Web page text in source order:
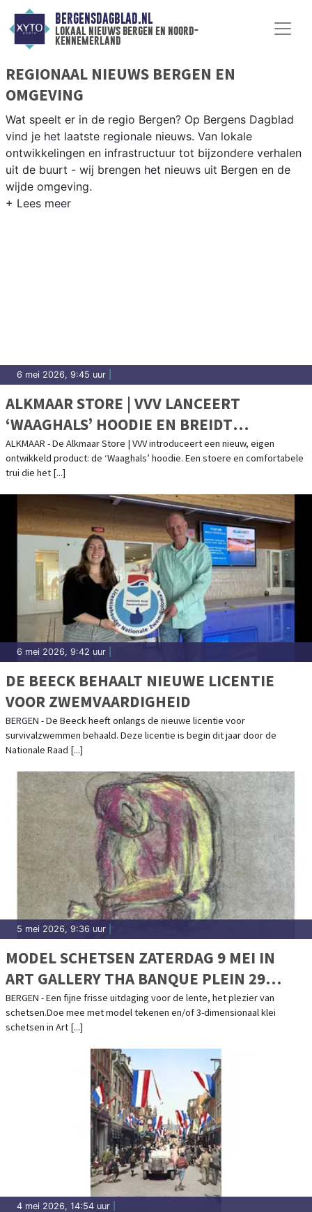
BERGENSDAGBLAD.NL
lokaal nieuws bergen en noord-
kennemerland
REGIONAAL NIEUWS BERGEN EN
OMGEVING
Wat speelt er in de regio Bergen? Op Bergens Dagblad
vind je het laatste regionale nieuws. Van lokale
ontwikkelingen en infrastructuur tot bijzondere verhalen
uit de buurt - wij brengen het nieuws uit Bergen en de
wijde omgeving.
6 mei 2026, 9:45 uur
ALKMAAR STORE | VVV LANCEERT
‘WAAGHALS’ HOODIE EN BREIDT
MERCHANDISE UIT
ALKMAAR - De Alkmaar Store | VVV introduceert een nieuw, eigen
ontwikkeld product: de ‘Waaghals’ hoodie. Een stoere en comfortabele
trui die het [...]
6 mei 2026, 9:42 uur
DE BEECK BEHAALT NIEUWE LICENTIE
VOOR ZWEMVAARDIGHEID
BERGEN - De Beeck heeft onlangs de nieuwe licentie voor
survivalzwemmen behaald. Deze licentie is begin dit jaar door de
Nationale Raad [...]
5 mei 2026, 9:36 uur
MODEL SCHETSEN ZATERDAG 9 MEI IN
ART GALLERY THA BANQUE PLEIN 29
BERGEN
BERGEN - Een fijne frisse uitdaging voor de lente, het plezier van
schetsen.Doe mee met model tekenen en/of 3-dimensionaal klei
schetsen in Art [...]
4 mei 2026, 14:54 uur